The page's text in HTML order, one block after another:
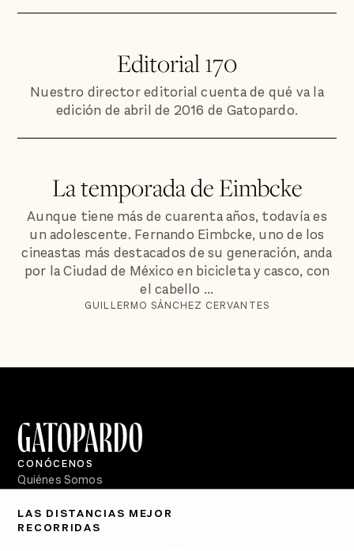
Editorial 170
Nuestro director editorial cuenta de qué va la
edición de abril de 2016 de Gatopardo.
La temporada de Eimbcke
Aunque tiene más de cuarenta años, todavía es
un adolescente. Fernando Eimbcke, uno de los
cineastas más destacados de su generación, anda
por la Ciudad de México en bicicleta y casco, con
el cabello ...
GUILLERMO SÁNCHEZ CERVANTES
LAS DISTANCIAS MEJOR
RECORRIDAS
CONÓCENOS
Quiénes Somos
PÓDCASTS